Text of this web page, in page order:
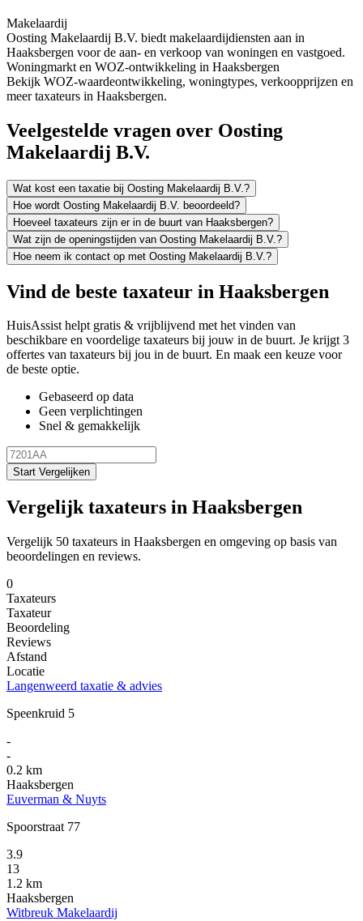
Makelaardij
Oosting Makelaardij B.V. biedt makelaardijdiensten aan in
Haaksbergen voor de aan- en verkoop van woningen en vastgoed.
Woningmarkt en WOZ-ontwikkeling in Haaksbergen
Bekijk WOZ-waardeontwikkeling, woningtypes, verkoopprijzen en
meer taxateurs in Haaksbergen.
Veelgestelde vragen over Oosting
Makelaardij B.V.
Wat kost een taxatie bij Oosting Makelaardij B.V.?
Hoe wordt Oosting Makelaardij B.V. beoordeeld?
Hoeveel taxateurs zijn er in de buurt van Haaksbergen?
Wat zijn de openingstijden van Oosting Makelaardij B.V.?
Hoe neem ik contact op met Oosting Makelaardij B.V.?
Vind de beste taxateur in Haaksbergen
HuisAssist helpt gratis & vrijblijvend met het vinden van
beschikbare en voordelige taxateurs bij jouw in de buurt. Je krijgt 3
offertes van taxateurs bij jou in de buurt. En maak een keuze voor
de beste optie.
Gebaseerd op data
Geen verplichtingen
Snel & gemakkelijk
Start Vergelijken
Vergelijk taxateurs in Haaksbergen
Vergelijk 50 taxateurs in Haaksbergen en omgeving op basis van
beoordelingen en reviews.
0
Taxateurs
Taxateur
Beoordeling
Reviews
Afstand
Locatie
Langenweerd taxatie & advies
Speenkruid 5
-
-
0.2 km
Haaksbergen
Euverman & Nuyts
Spoorstraat 77
3.9
13
1.2 km
Haaksbergen
Witbreuk Makelaardij